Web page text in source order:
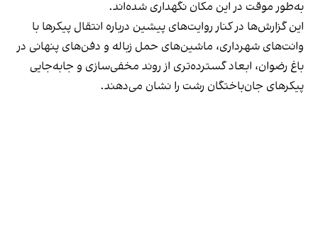
به‌طور موقت در این مکان نگهداری شده‌اند.
این گزارش‌ها در کنار روایت‌های پیشین درباره انتقال پیکرها با
وانت‌های شهرداری، ماشین‌های حمل زباله و دفن‌های پنهانی در
باغ رضوان، ابعاد گسترده‌تری از روند مخفی‌سازی و جابه‌جایی
پیکرهای جان‌باختگان رشت را نشان می‌دهند.